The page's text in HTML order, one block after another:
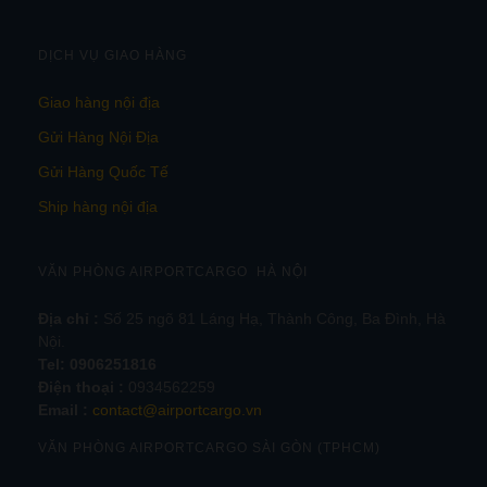
DỊCH VỤ GIAO HÀNG
Giao hàng nội địa
Gửi Hàng Nội Địa
Gửi Hàng Quốc Tế
Ship hàng nội địa
VĂN PHÒNG AIRPORTCARGO HÀ NỘI
contact@airportcargo.vn
VĂN PHÒNG AIRPORTCARGO SÀI GÒN (TPHCM)